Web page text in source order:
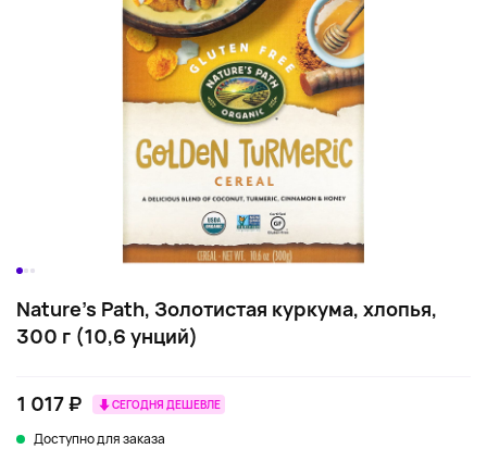
Nature's Path, Золотистая куркума, хлопья,
300 г (10,6 унций)
1 017 ₽ СЕГОДНЯ ДЕШЕВЛЕ
Доступно для заказа